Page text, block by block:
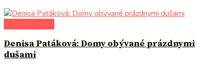
Denisa Patáková: Domy obývané prázdnymi
dušami